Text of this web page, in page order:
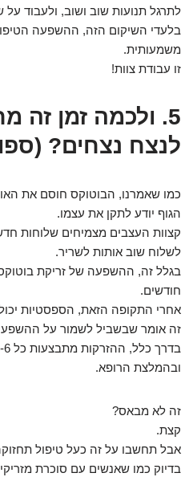
לתרגל תנועות שוב ושוב, ולעבוד על
בלעדי השיקום הזה, ההשפעה
משמעותית.
זו עבודת צוות!
5. ולכמה זמן זה
לנצח נצחים?
כמו שאמרנו, הבוטוקס חוסם את
הגוף יודע לתקן את עצמו.
קצוות העצבים מצמיחים שלוחות
לשלוח שוב אותות לשריר.
חודשים.
אחרי התקופה הזאת, הספסטיות
זה אומר שבשביל לשמור על
ובהמלצת הרופא.
זה לא מבאס?
קצת.
אבל תחשבו על זה כעל טיפול
בדיוק כמו שאנשים עם סוכרת